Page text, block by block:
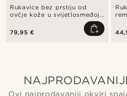
Rukavice bez prstiju od
ovčje kože u svijetlosmeđoj
79,95 €
Ovi najprodavaniji okviri